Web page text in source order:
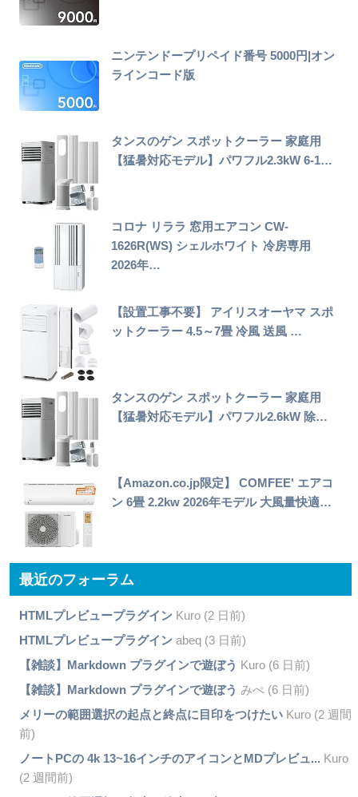
ニンテンドープリペイド番号 5000円|オン
ラインコード版
タンスのゲン スポットクーラー 家庭用
【猛暑対応モデル】パワフル2.3kW 6-1…
コロナ リララ 窓用エアコン CW-
1626R(WS) シェルホワイト 冷房専用
2026年…
【設置工事不要】 アイリスオーヤマ スポ
ットクーラー 4.5～7畳 冷風 送風 …
タンスのゲン スポットクーラー 家庭用
【猛暑対応モデル】パワフル2.6kW 除…
【Amazon.co.jp限定】 COMFEE' エアコ
ン 6畳 2.2kw 2026年モデル 大風量快適…
最近のフォーラム
HTMLプレビュープラグインKuro (2 日前)
HTMLプレビュープラグインabeq (3 日前)
【雑談】Markdown プラグインで遊ぼう Kuro (6 日前)
【雑談】Markdown プラグインで遊ぼう みぺ (6 日前)
メリーの範囲選択の起点と終点に目印をつけたいKuro (2 週間
前)
ノートPCの 4k 13~16インチのアイコンとMDプレビュ... Kuro
(2 週間前)